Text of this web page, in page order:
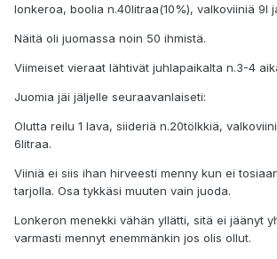
lonkeroa, boolia n.40litraa(10%), valkoviiniä 9l
Näitä oli juomassa noin 50 ihmistä.
Viimeiset vieraat lähtivät juhlapaikalta n.3-4
Juomia jäi jäljelle seuraavanlaiseti:
Olutta reilu 1 lava, siideriä n.20tölkkiä,
6litraa.
Viiniä ei siis ihan hirveesti menny kun ei
tarjolla. Osa tykkäsi muuten vain juoda.
Lonkeron menekki vähän yllätti, sitä ei jäänyt
varmasti mennyt enemmänkin jos olis ollut.